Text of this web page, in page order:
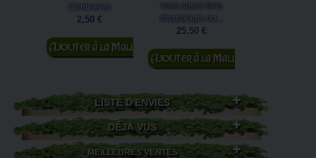
Continents
2,50 €
Ajouter au
panier
vous soyez fans
d'astrologie ou...
25,50 €
Ajouter au
panier
LISTE D'ENVIES
DÉJÀ VUS
MEILLEURES VENTES